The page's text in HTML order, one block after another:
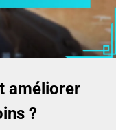
améliorer
?